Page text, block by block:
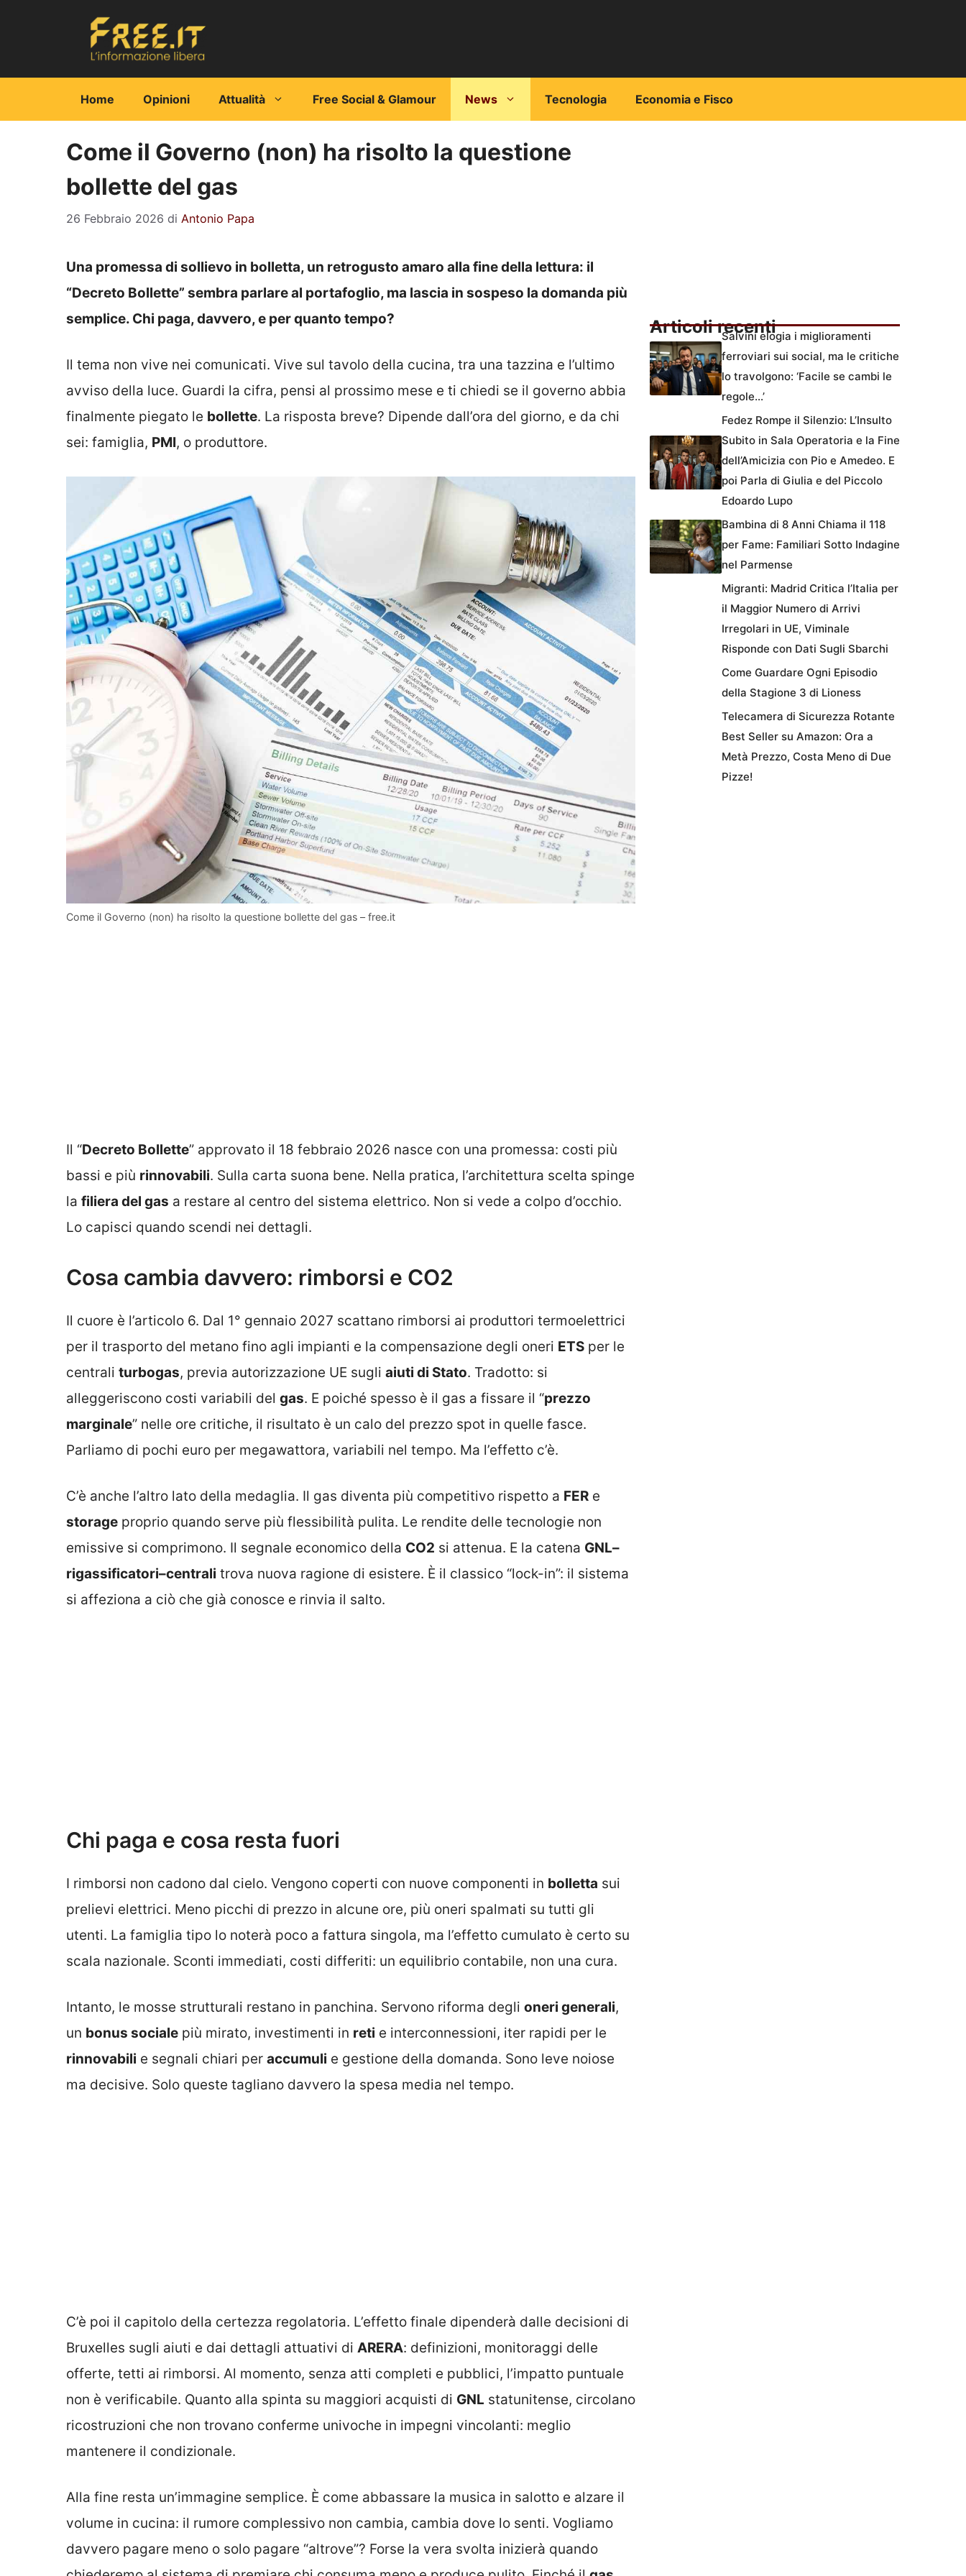
Home Opinioni Attualità Free Social & Glamour News Tecnologia Economia e Fisco
Come il Governo (non) ha risolto la questione
bollette del gas
26 Febbraio 2026 di Antonio Papa
Una promessa di sollievo in bolletta, un retrogusto amaro alla fine della lettura: il
“Decreto Bollette” sembra parlare al portafoglio, ma lascia in sospeso la domanda più
semplice. Chi paga, davvero, e per quanto tempo?
Il tema non vive nei comunicati. Vive sul tavolo della cucina, tra una tazzina e l’ultimo
avviso della luce. Guardi la cifra, pensi al prossimo mese e ti chiedi se il governo abbia
finalmente piegato le bollette. La risposta breve? Dipende dall’ora del giorno, e da chi
sei: famiglia, PMI, o produttore.
Come il Governo (non) ha risolto la questione bollette del gas – free.it
Il “Decreto Bollette” approvato il 18 febbraio 2026 nasce con una promessa: costi più
bassi e più rinnovabili. Sulla carta suona bene. Nella pratica, l’architettura scelta spinge
la filiera del gas a restare al centro del sistema elettrico. Non si vede a colpo d’occhio.
Lo capisci quando scendi nei dettagli.
Cosa cambia davvero: rimborsi e CO2
Il cuore è l’articolo 6. Dal 1° gennaio 2027 scattano rimborsi ai produttori termoelettrici
per il trasporto del metano fino agli impianti e la compensazione degli oneri ETS per le
centrali turbogas, previa autorizzazione UE sugli aiuti di Stato. Tradotto: si
alleggeriscono costi variabili del gas. E poiché spesso è il gas a fissare il “prezzo
marginale” nelle ore critiche, il risultato è un calo del prezzo spot in quelle fasce.
Parliamo di pochi euro per megawattora, variabili nel tempo. Ma l’effetto c’è.
C’è anche l’altro lato della medaglia. Il gas diventa più competitivo rispetto a FER e
storage proprio quando serve più flessibilità pulita. Le rendite delle tecnologie non
emissive si comprimono. Il segnale economico della CO2 si attenua. E la catena GNL–
rigassificatori–centrali trova nuova ragione di esistere. È il classico “lock-in”: il sistema
si affeziona a ciò che già conosce e rinvia il salto.
Chi paga e cosa resta fuori
I rimborsi non cadono dal cielo. Vengono coperti con nuove componenti in bolletta sui
prelievi elettrici. Meno picchi di prezzo in alcune ore, più oneri spalmati su tutti gli
utenti. La famiglia tipo lo noterà poco a fattura singola, ma l’effetto cumulato è certo su
scala nazionale. Sconti immediati, costi differiti: un equilibrio contabile, non una cura.
Intanto, le mosse strutturali restano in panchina. Servono riforma degli oneri generali,
un bonus sociale più mirato, investimenti in reti e interconnessioni, iter rapidi per le
rinnovabili e segnali chiari per accumuli e gestione della domanda. Sono leve noiose
ma decisive. Solo queste tagliano davvero la spesa media nel tempo.
C’è poi il capitolo della certezza regolatoria. L’effetto finale dipenderà dalle decisioni di
Bruxelles sugli aiuti e dai dettagli attuativi di ARERA: definizioni, monitoraggi delle
offerte, tetti ai rimborsi. Al momento, senza atti completi e pubblici, l’impatto puntuale
non è verificabile. Quanto alla spinta su maggiori acquisti di GNL statunitense, circolano
ricostruzioni che non trovano conferme univoche in impegni vincolanti: meglio
mantenere il condizionale.
Alla fine resta un’immagine semplice. È come abbassare la musica in salotto e alzare il
volume in cucina: il rumore complessivo non cambia, cambia dove lo senti. Vogliamo
davvero pagare meno o solo pagare “altrove”? Forse la vera svolta inizierà quando
Articoli recentiSalvini elogia i miglioramenti
ferroviari sui social, ma le critiche
lo travolgono: ‘Facile se cambi le
regole…’
Fedez Rompe il Silenzio: L’Insulto
Subito in Sala Operatoria e la Fine
dell’Amicizia con Pio e Amedeo. E
poi Parla di Giulia e del Piccolo
Edoardo Lupo
Bambina di 8 Anni Chiama il 118
per Fame: Familiari Sotto Indagine
nel Parmense
Migranti: Madrid Critica l’Italia per
il Maggior Numero di Arrivi
Irregolari in UE, Viminale
Risponde con Dati Sugli Sbarchi
Come Guardare Ogni Episodio
della Stagione 3 di Lioness
Telecamera di Sicurezza Rotante
Best Seller su Amazon: Ora a
Metà Prezzo, Costa Meno di Due
Pizze!